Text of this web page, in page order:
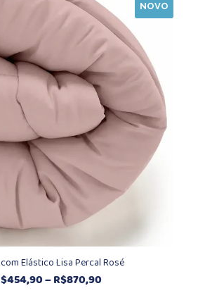
R$336,80
através
R$462,00
NOVO
Elástico Lisa Percal Rosé
454,90–R$870,90Faixa